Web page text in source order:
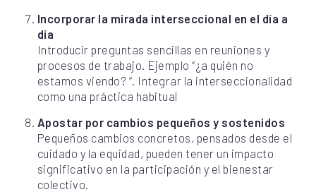
Incorporar la mirada interseccional en el día a
día
Introducir preguntas sencillas en reuniones y
procesos de trabajo. Ejemplo “¿a quién no
estamos viendo? “. Integrar la interseccionalidad
como una práctica habitual
Apostar por cambios pequeños y sostenidos
Pequeños cambios concretos, pensados desde el
cuidado y la equidad, pueden tener un impacto
significativo en la participación y el bienestar
colectivo.